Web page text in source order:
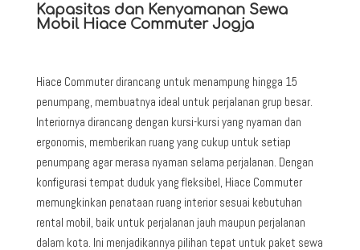
Kapasitas dan Kenyamanan Sewa
Mobil Hiace Commuter Jogja
Hiace Commuter dirancang untuk menampung hingga 15
penumpang, membuatnya ideal untuk perjalanan grup besar.
Interiornya dirancang dengan kursi-kursi yang nyaman dan
ergonomis, memberikan ruang yang cukup untuk setiap
penumpang agar merasa nyaman selama perjalanan. Dengan
konfigurasi tempat duduk yang fleksibel, Hiace Commuter
memungkinkan penataan ruang interior sesuai kebutuhan
rental mobil, baik untuk perjalanan jauh maupun perjalanan
dalam kota. Ini menjadikannya pilihan tepat untuk paket sewa